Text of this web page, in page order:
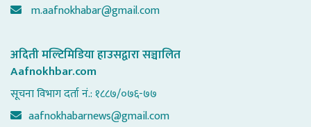
m.aafnokhabar@gmail.com
अदिती मल्टिमिडिया हाउसद्वारा सञ्चालित
Aafnokhbar.com
सूचना विभाग दर्ता नं.: १८८७/०७६-७७
aafnokhabarnews@gmail.com